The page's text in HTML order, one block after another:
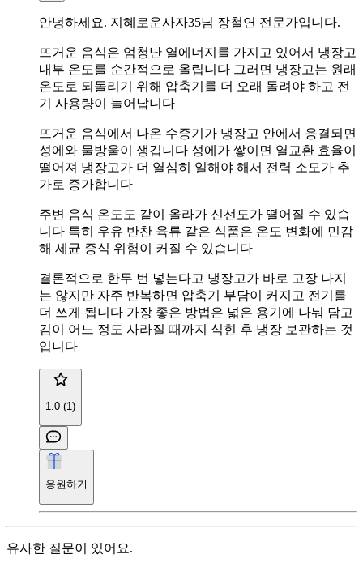
안녕하세요. 지혜로운사자35님 장철연 전문가입니다.
뜨거운 음식은 엄청난 열에너지를 가지고 있어서 냉장고
내부 온도를 순간적으로 올립니다 그러면 냉장고는 원래
온도로 되돌리기 위해 압축기를 더 오래 돌려야 하고 전
기 사용량이 늘어납니다
뜨거운 음식에서 나온 수증기가 냉장고 안에서 응결되면
성에와 물방울이 생깁니다 성에가 쌓이면 열교환 효율이
떨어져 냉장고가 더 열심히 일해야 해서 전력 소모가 추
가로 증가합니다
주변 음식 온도도 같이 올라가 신선도가 떨어질 수 있습
니다 특히 우유 반찬 육류 같은 식품은 온도 변화에 민감
해 세균 증식 위험이 커질 수 있습니다
결론적으로 한두 번 넣는다고 냉장고가 바로 고장 나지
는 않지만 자주 반복하면 압축기 부담이 커지고 전기를
더 쓰게 됩니다 가장 좋은 방법은 넓은 용기에 나눠 담고
김이 어느 정도 사라질 때까지 식힌 후 냉장 보관하는 것
입니다
1.0 (1)
응원하기
유사한 질문이 있어요.